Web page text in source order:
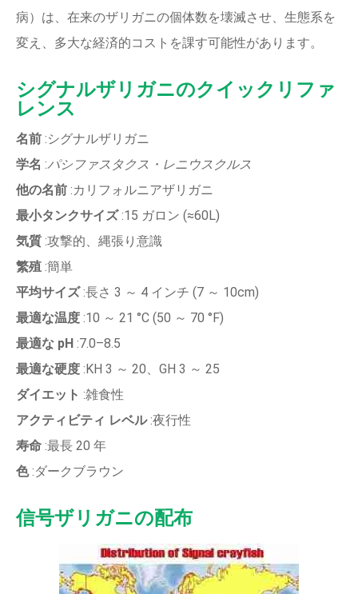
病）は、在来のザリガニの個体数を壊滅させ、生態系を
変え、多大な経済的コストを課す可能性があります。
シグナルザリガニのクイックリファ
レンス
名前 :シグナルザリガニ
学名 :パシファスタクス・レニウスクルス
他の名前 :カリフォルニアザリガニ
最小タンクサイズ:15 ガロン (≈60L)
気質 :攻撃的、縄張り意識
繁殖 :簡単
平均サイズ:長さ 3 ～ 4 インチ (7 ～ 10cm)
最適な温度 :10 ～ 21 °C (50 ～ 70 °F)
最適な pH :7.0–8.5
最適な硬度 :KH 3 ～ 20、GH 3 ～ 25
ダイエット :雑食性
アクティビティ レベル:夜行性
寿命 :最長 20 年
色:ダークブラウン
信号ザリガニの配布